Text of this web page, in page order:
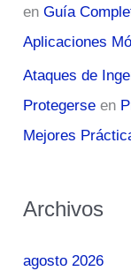
enGuía
Aplicaciones
Ataques de
Protegerse en
Mejores
Archivos
agosto 2026